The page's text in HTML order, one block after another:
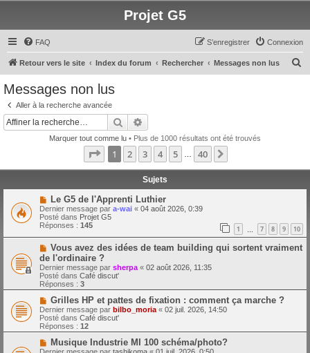
Projet G5
FAQ Connexion
S’enregistrer
Retour vers le site Index du forum Rechercher Messages non lus
Messages non lus
Aller à la recherche avancée
Rechercher
Marquer tout comme lu • Plus de 1000 résultats ont été trouvés
Page 1sur40
1 2 3 4 5 40
Sujets
N
o
u
v
e
a
u
m
e
s
s
a
g
e
Le G5 de l'Apprenti Luthier
Dernier message par a-wai « 04 août 2026, 0:39
Posté dans Projet G5
Réponses : 145 1 7 8 9 10
N
u
v
e
a
u
m
e
s
s
a
g
Vous avez des idées de team building qui sortent vraiment
de l'ordinaire ?
Dernier message par sherpa « 02 août 2026, 11:35
Posté dans Café discut'
Réponses : 3
N
o
u
v
e
a
u
Grilles HP et pattes de fixation : comment ça marche ?
Dernier message par bilbo_moria « 02 juil. 2026, 14:50
Posté dans Café discut'
Réponses : 12
N
o
Musique Industrie MI 100 schéma/photo?